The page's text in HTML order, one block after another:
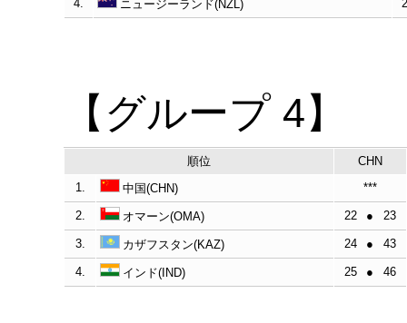
4. ニュージーランド(NZL)
【グループ 4】
順位
CHN
1.
中国(CHN) ***
2. オマーン(OMA) 22 ● 23
3. カザフスタン(KAZ) 24 ● 43
4. インド(IND) 25 ● 46